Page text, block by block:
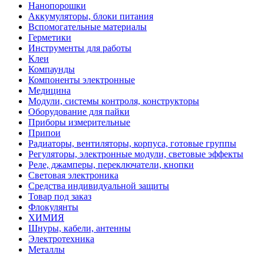
Нанопорошки
Аккумуляторы, блоки питания
Вспомогательные материалы
Герметики
Инструменты для работы
Клеи
Компаунды
Компоненты электронные
Медицина
Модули, системы контроля, конструкторы
Оборудование для пайки
Приборы измерительные
Припои
Радиаторы, вентиляторы, корпуса, готовые группы
Регуляторы, электронные модули, световые эффекты
Реле, джамперы, переключатели, кнопки
Световая электроника
Средства индивидуальной защиты
Товар под заказ
Флокулянты
ХИМИЯ
Шнуры, кабели, антенны
Электротехника
Металлы